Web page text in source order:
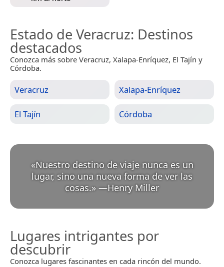
Estado de Veracruz: Destinos
destacados
Conozca más sobre Veracruz, Xalapa-Enríquez, El Tajín y
Córdoba.
Veracruz Xalapa-Enríquez
El Tajín Córdoba
«Nuestro destino de viaje nunca es un
lugar, sino una nueva forma de ver las
cosas.» —Henry Miller
Lugares intrigantes por
descubrir
Conozca lugares fascinantes en cada rincón del mundo.